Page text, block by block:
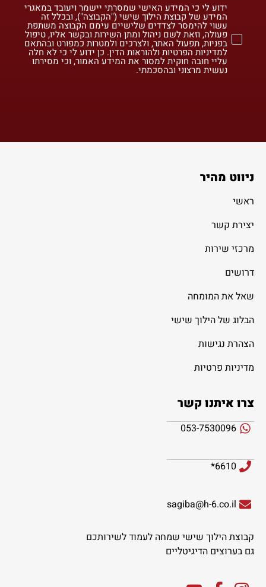
ידוע לי כי המידע האישי שמסרתי יישמר ויעובד במאגרי
המידע של קבוצת הילוך שישי ("הקבוצה"), ובכלל זה
עשוי להימסר לצדדים שלישיים עימם הקבוצה משתפת
פעולה, וזאת לשם ניהול ומתן השירות ובקשר אליו, טיפול
בפניות, תפעול האתר, ולצרכים ולמטרות כמפורט ובהתאם
למדיניות הפרטיות ולהוראות הדין. כן ידוע לי כי לא חלה
עליי חובה חוקית למסור את המידע האמור, וכי מסירתו
נעשית מרצוני ובהסכמתי.
ניווט מהיר
ראשי
יצירת קשר
מרכזי שירות
דרושים
שאל את המומחה
הבלוג של הילוך שישי
הצהרת נגישות
מדיניות פרטיות
צרו איתנו קשר
053-7530096
6610*
sagiba@h-6.co.il
קבוצת הילוך שישי שמחה לעמוד לשירותכם
גם בערוצים הדיגיטליים